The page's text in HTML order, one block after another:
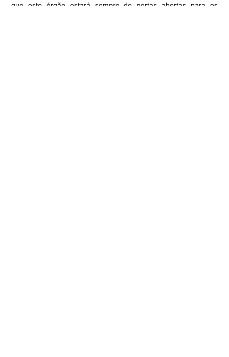
que este órgão estará sempre de portas abertas para os